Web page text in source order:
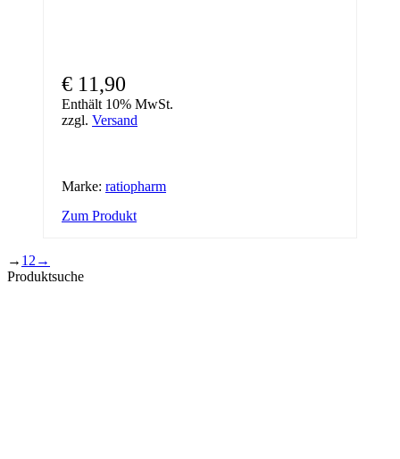
€ 11,90
Enthält 10% MwSt.
zzgl. Versand
Marke: ratiopharm
Zum Produkt
→ 1 2 →
Produktsuche